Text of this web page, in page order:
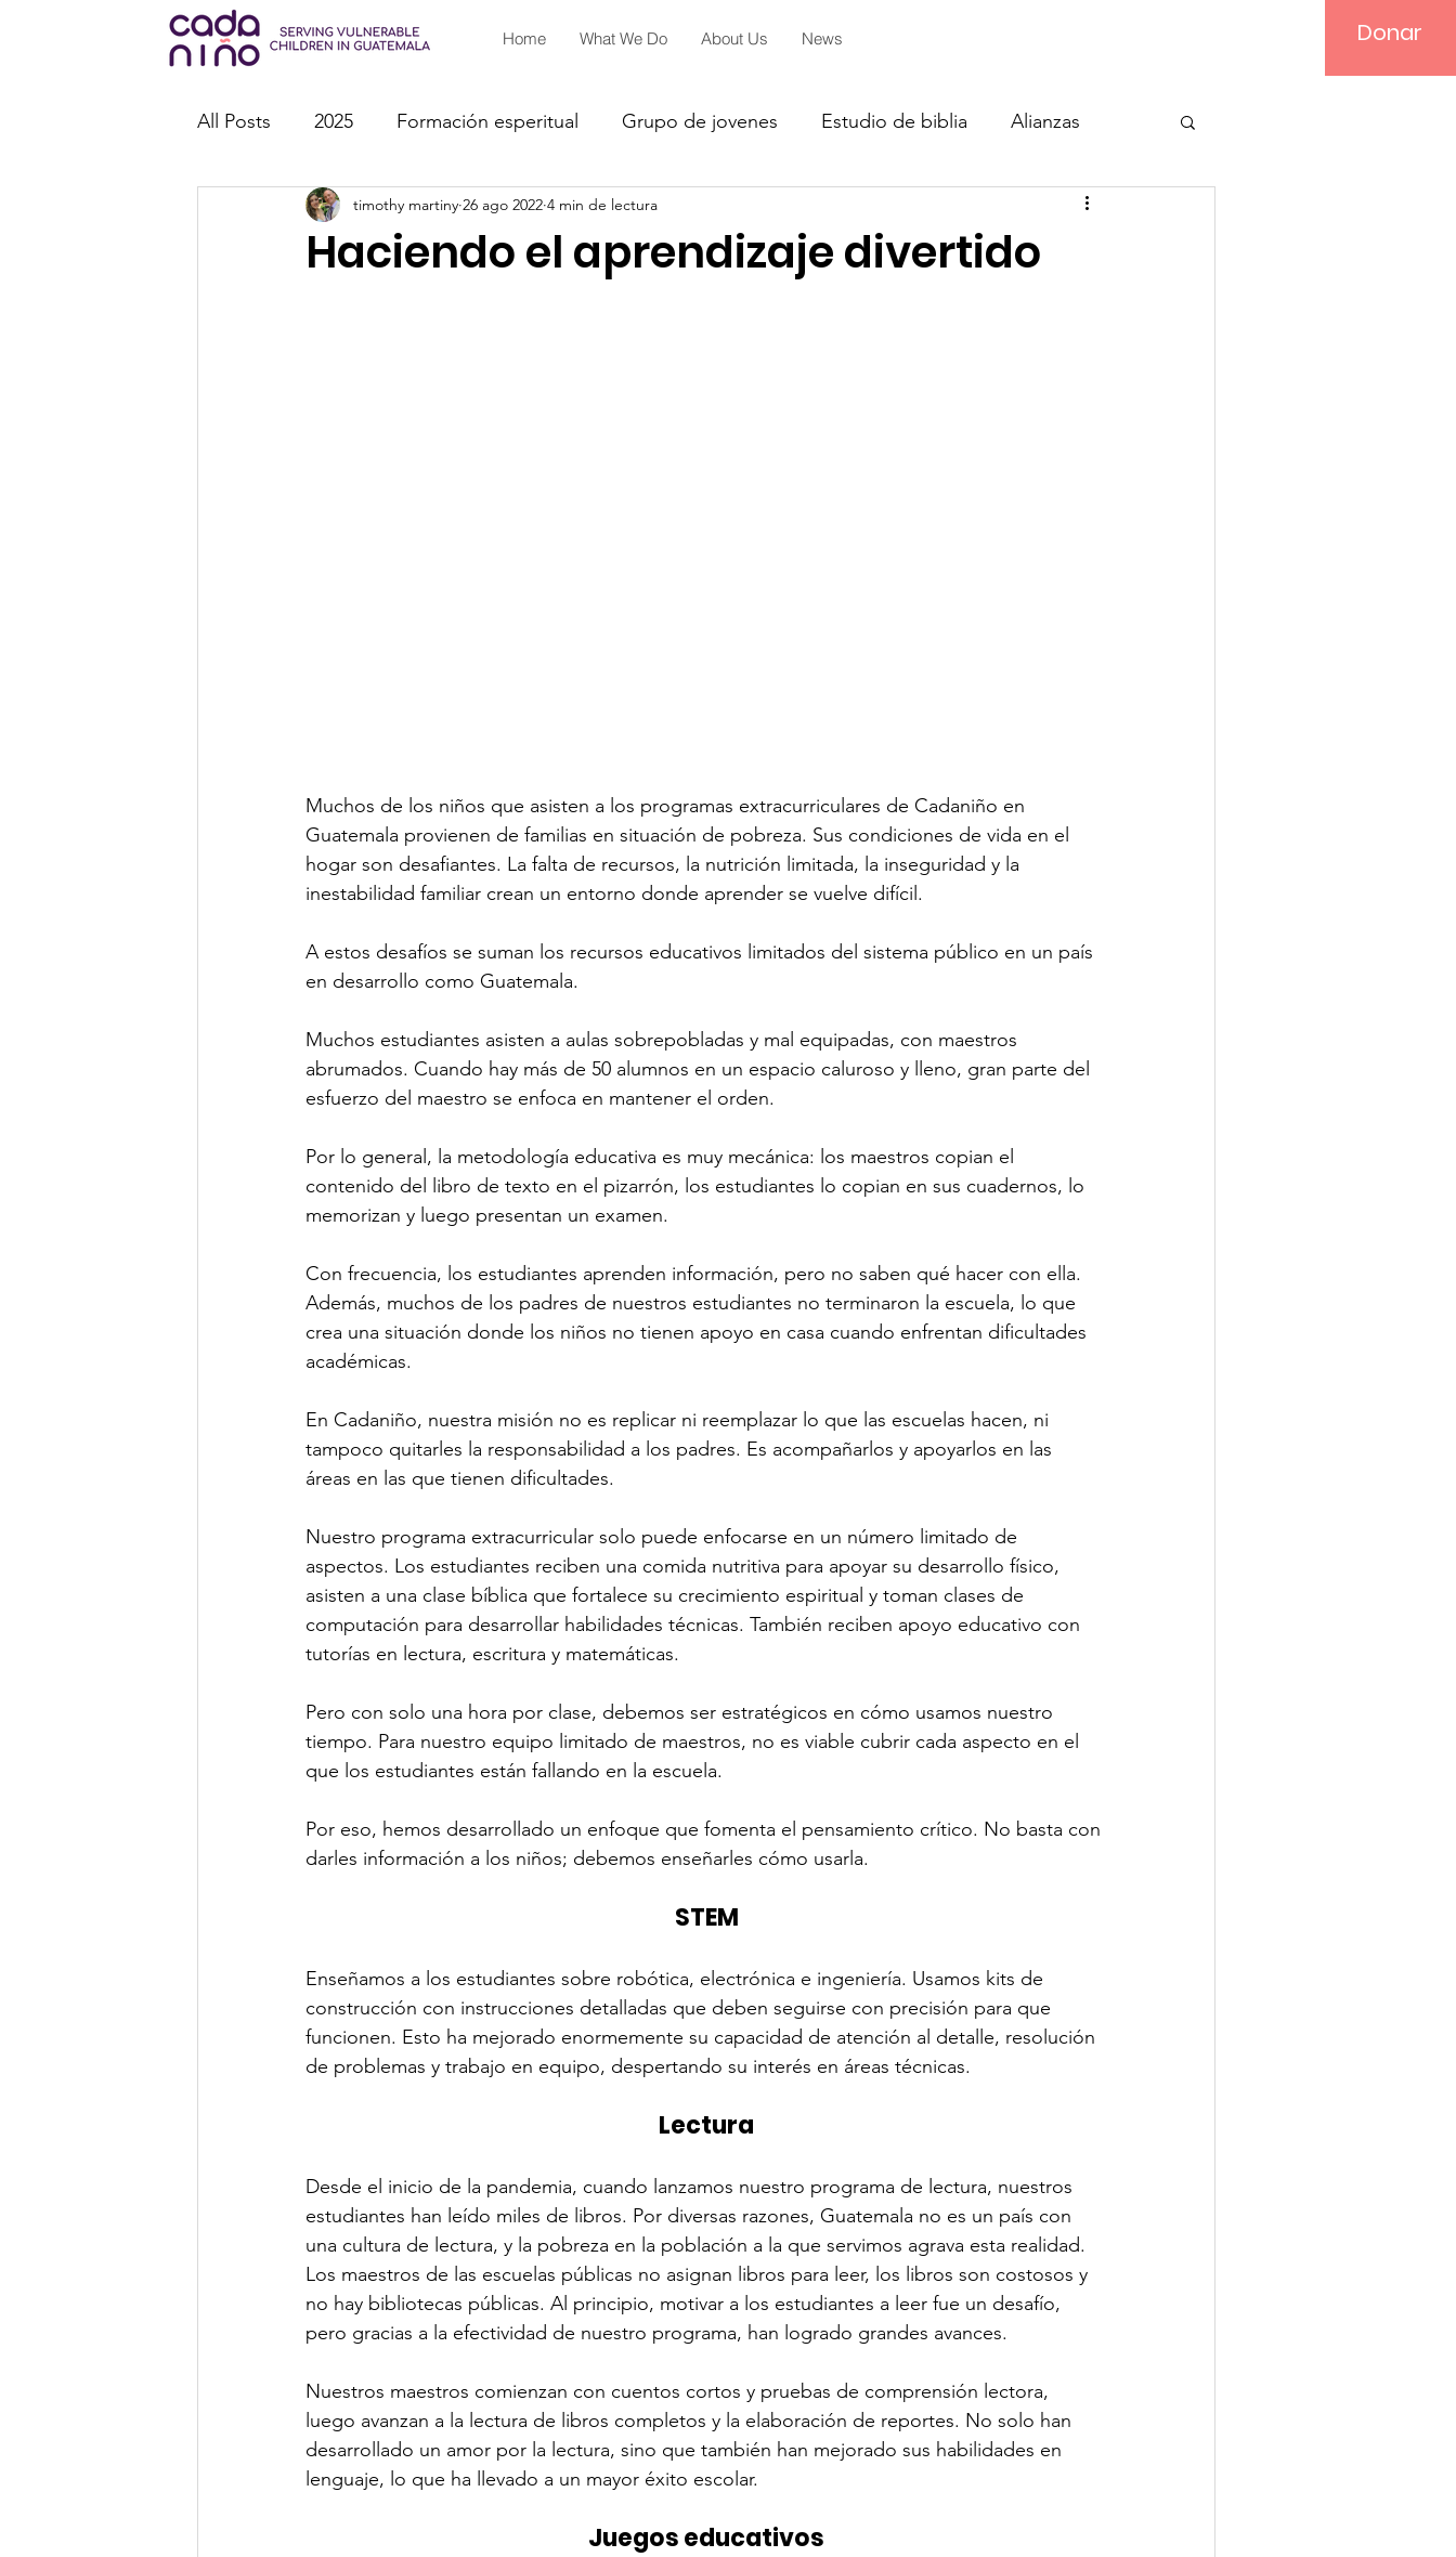
Home What We Do About Us News Donar
All Posts 2025 Formación esperitual Grupo de jovenes Estudio de biblia Alianzas
Misiones Eventos especiales 2027 2026
Haciendo el aprendizaje divertido
timothy martiny 26 ago 2022 4 min de lectura
Muchos de los niños que asisten a los programas extracurriculares de Cadaniño en
Guatemala provienen de familias en situación de pobreza. Sus condiciones de vida en el
hogar son desafiantes. La falta de recursos, la nutrición limitada, la inseguridad y la
inestabilidad familiar crean un entorno donde aprender se vuelve difícil.
A estos desafíos se suman los recursos educativos limitados del sistema público en un país
en desarrollo como Guatemala.
Muchos estudiantes asisten a aulas sobrepobladas y mal equipadas, con maestros
abrumados. Cuando hay más de 50 alumnos en un espacio caluroso y lleno, gran parte del
esfuerzo del maestro se enfoca en mantener el orden.
Por lo general, la metodología educativa es muy mecánica: los maestros copian el
contenido del libro de texto en el pizarrón, los estudiantes lo copian en sus cuadernos, lo
memorizan y luego presentan un examen.
Con frecuencia, los estudiantes aprenden información, pero no saben qué hacer con ella.
Además, muchos de los padres de nuestros estudiantes no terminaron la escuela, lo que
crea una situación donde los niños no tienen apoyo en casa cuando enfrentan dificultades
académicas.
En Cadaniño, nuestra misión no es replicar ni reemplazar lo que las escuelas hacen, ni
tampoco quitarles la responsabilidad a los padres. Es acompañarlos y apoyarlos en las
áreas en las que tienen dificultades.
Nuestro programa extracurricular solo puede enfocarse en un número limitado de
aspectos. Los estudiantes reciben una comida nutritiva para apoyar su desarrollo físico,
asisten a una clase bíblica que fortalece su crecimiento espiritual y toman clases de
computación para desarrollar habilidades técnicas. También reciben apoyo educativo con
tutorías en lectura, escritura y matemáticas.
Pero con solo una hora por clase, debemos ser estratégicos en cómo usamos nuestro
tiempo. Para nuestro equipo limitado de maestros, no es viable cubrir cada aspecto en el
que los estudiantes están fallando en la escuela.
Por eso, hemos desarrollado un enfoque que fomenta el pensamiento crítico. No basta con
darles información a los niños; debemos enseñarles cómo usarla.
STEM
Enseñamos a los estudiantes sobre robótica, electrónica e ingeniería. Usamos kits de
construcción con instrucciones detalladas que deben seguirse con precisión para que
funcionen. Esto ha mejorado enormemente su capacidad de atención al detalle, resolución
de problemas y trabajo en equipo, despertando su interés en áreas técnicas.
Lectura
Desde el inicio de la pandemia, cuando lanzamos nuestro programa de lectura, nuestros
estudiantes han leído miles de libros. Por diversas razones, Guatemala no es un país con
una cultura de lectura, y la pobreza en la población a la que servimos agrava esta realidad.
Los maestros de las escuelas públicas no asignan libros para leer, los libros son costosos y
no hay bibliotecas públicas. Al principio, motivar a los estudiantes a leer fue un desafío,
pero gracias a la efectividad de nuestro programa, han logrado grandes avances.
Nuestros maestros comienzan con cuentos cortos y pruebas de comprensión lectora,
luego avanzan a la lectura de libros completos y la elaboración de reportes. No solo han
desarrollado un amor por la lectura, sino que también han mejorado sus habilidades en
lenguaje, lo que ha llevado a un mayor éxito escolar.
Juegos educativos